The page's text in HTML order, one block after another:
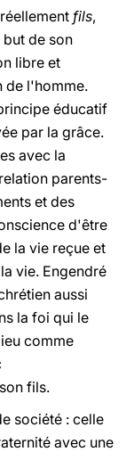
fils,
de son
libre et
de l'homme.
éducatif
par la grâce.
avec la
parents-
et des
d'être
la vie reçue et
vie. Engendré
aussi
la foi qui le
comme
fils.
société : celle
avec une